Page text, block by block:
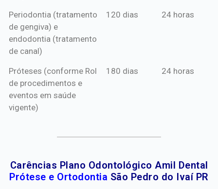
Periodontia (tratamento
de gengiva) e
endodontia (tratamento
de canal)
120 dias 24 horas
Próteses (conforme Rol
de procedimentos e
eventos em saúde
vigente)
180 dias 24 horas
Carências Plano Odontológico Amil Dental
Prótese e Ortodontia São Pedro do Ivaí PR